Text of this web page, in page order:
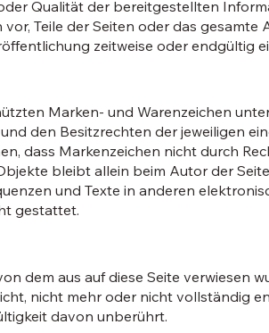
Qualität der bereitgestellten
Teile der Seiten oder das gesamte
zeitweise oder endgültig
Marken- und Warenzeichen
den Besitzrechten der jeweiligen
dass Markenzeichen nicht durch
bleibt allein beim Autor der
und Texte in anderen
gestattet.
dem aus auf diese Seite verwiesen
nicht mehr oder nicht vollständig
davon unberührt.